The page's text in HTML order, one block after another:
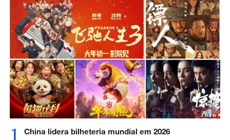
1 China lidera bilheteria mundial em 2026